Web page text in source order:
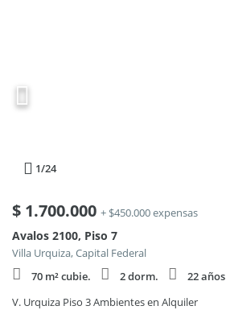
1/24
$ 1.700.000 + $450.000 expensas
Avalos 2100, Piso 7
Villa Urquiza, Capital Federal
70 m² cubie.
2 dorm.
22 años
V. Urquiza Piso 3 Ambientes en Alquiler